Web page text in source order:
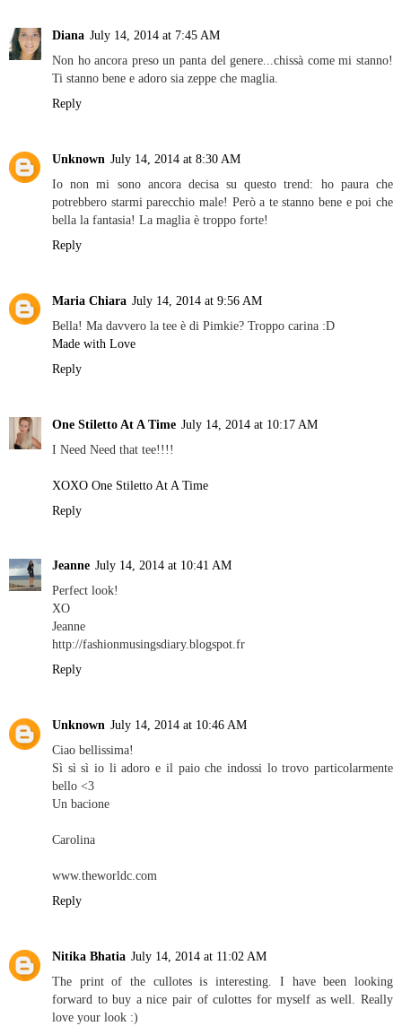
Diana July 14, 2014 at 7:45 AM
Non ho ancora preso un panta del genere...chissà come mi stanno!
Ti stanno bene e adoro sia zeppe che maglia.
Reply
Unknown July 14, 2014 at 8:30 AM
Io non mi sono ancora decisa su questo trend: ho paura che
potrebbero starmi parecchio male! Però a te stanno bene e poi che
bella la fantasia! La maglia è troppo forte!
Reply
Maria Chiara July 14, 2014 at 9:56 AM
Bella! Ma davvero la tee è di Pimkie? Troppo carina :D
Made with Love
Reply
One Stiletto At A Time July 14, 2014 at 10:17 AM
I Need Need that tee!!!!
XOXO One Stiletto At A Time
Reply
Jeanne July 14, 2014 at 10:41 AM
Perfect look!
XO
Jeanne
http://fashionmusingsdiary.blogspot.fr
Reply
Unknown July 14, 2014 at 10:46 AM
Ciao bellissima!
Sì sì sì io li adoro e il paio che indossi lo trovo particolarmente
bello <3
Un bacione
Carolina
www.theworldc.com
Reply
Nitika Bhatia July 14, 2014 at 11:02 AM
The print of the cullotes is interesting. I have been looking
forward to buy a nice pair of culottes for myself as well. Really
love your look :)